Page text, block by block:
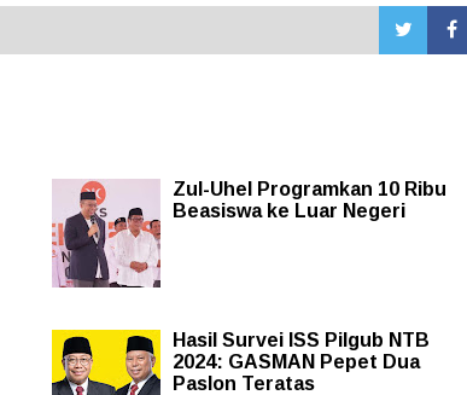
Zul-Uhel Programkan 10 Ribu
Beasiswa ke Luar Negeri
Hasil Survei ISS Pilgub NTB
2024: GASMAN Pepet Dua
Paslon Teratas